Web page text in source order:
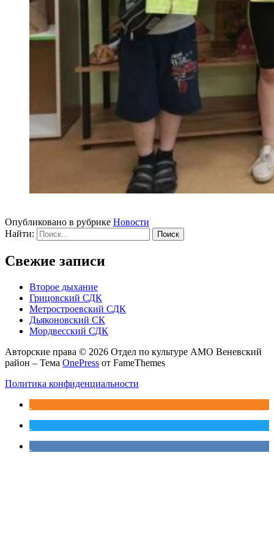
Опубликовано в рубрике Новости
Найти:
Свежие записи
Второе дыхание
Грицовский СДК
Метростроевский СДК
Дьяконовский СК
Мордвесский СДК
Авторские права © 2026 Отдел по культуре АМО Веневский
район – Тема OnePress от FameThemes
Политика конфиденциальности